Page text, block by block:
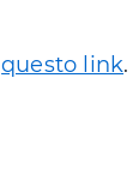
questo link.